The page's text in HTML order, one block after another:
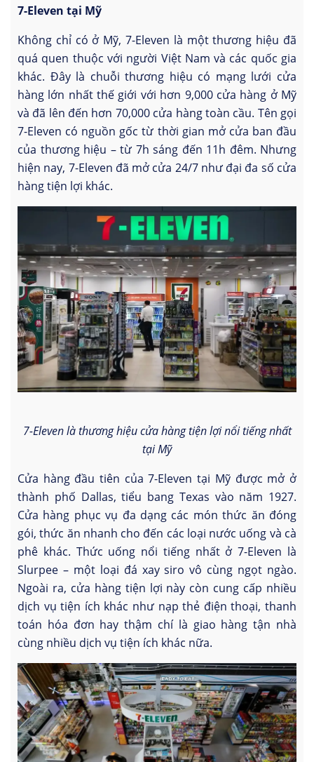
7-Eleven tại Mỹ
Không chỉ có ở Mỹ, 7-Eleven là một thương hiệu đã
quá quen thuộc với người Việt Nam và các quốc gia
khác. Đây là chuỗi thương hiệu có mạng lưới cửa
hàng lớn nhất thế giới với hơn 9,000 cửa hàng ở Mỹ
và đã lên đến hơn 70,000 cửa hàng toàn cầu. Tên gọi
7-Eleven có nguồn gốc từ thời gian mở cửa ban đầu
của thương hiệu – từ 7h sáng đến 11h đêm. Nhưng
hiện nay, 7-Eleven đã mở cửa 24/7 như đại đa số cửa
hàng tiện lợi khác.
7-Eleven là thương hiệu cửa hàng tiện lợi nổi tiếng nhất
tại Mỹ
Cửa hàng đầu tiên của 7-Eleven tại Mỹ được mở ở
thành phố Dallas, tiểu bang Texas vào năm 1927.
Cửa hàng phục vụ đa dạng các món thức ăn đóng
gói, thức ăn nhanh cho đến các loại nước uống và cà
phê khác. Thức uống nổi tiếng nhất ở 7-Eleven là
Slurpee – một loại đá xay siro vô cùng ngọt ngào.
Ngoài ra, cửa hàng tiện lợi này còn cung cấp nhiều
dịch vụ tiện ích khác như nạp thẻ điện thoại, thanh
toán hóa đơn hay thậm chí là giao hàng tận nhà
cùng nhiều dịch vụ tiện ích khác nữa.